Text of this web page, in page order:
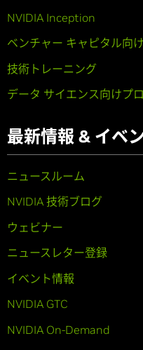
NVIDIA Inception
ベンチャー キャピタル向
技術トレーニング
データ サイエンス向けプ
最新情報 & イベ
ニュースルーム
NVIDIA 技術ブログ
ウェビナー
ニュースレター登録
イベント情報
NVIDIA GTC
NVIDIA On-Demand